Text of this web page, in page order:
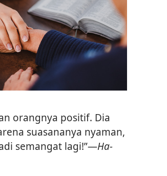
orangnya positif. Dia
suasananya nyaman,
semangat lagi!”​—Ha-